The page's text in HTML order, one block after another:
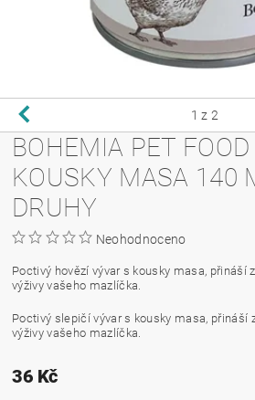
1 z 2
BOHEMIA PET
KOUSKY MASA 140
DRUHY
Neohodnoceno
Poctivý hovězí vývar s kousky masa, přináší
výživy vašeho mazlíčka.
Poctivý slepičí vývar s kousky masa, přináší
výživy vašeho mazlíčka.
36 Kč